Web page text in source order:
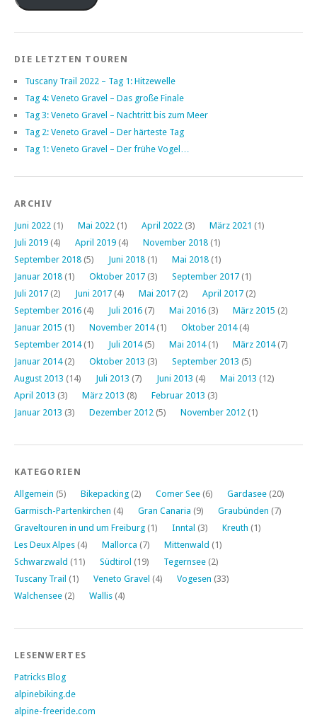
DIE LETZTEN TOUREN
Tuscany Trail 2022 – Tag 1: Hitzewelle
Tag 4: Veneto Gravel – Das große Finale
Tag 3: Veneto Gravel – Nachtritt bis zum Meer
Tag 2: Veneto Gravel – Der härteste Tag
Tag 1: Veneto Gravel – Der frühe Vogel…
ARCHIV
Juni 2022 (1) Mai 2022 (1) April 2022 (3) März 2021 (1)
Juli 2019 (4) April 2019 (4) November 2018 (1)
September 2018 (5) Juni 2018 (1) Mai 2018 (1)
Januar 2018 (1) Oktober 2017 (3) September 2017 (1)
Juli 2017 (2) Juni 2017 (4) Mai 2017 (2) April 2017 (2)
September 2016 (4) Juli 2016 (7) Mai 2016 (3) März 2015 (2)
Januar 2015 (1) November 2014(1) Oktober 2014(4)
September 2014(1) Juli 2014(5) Mai 2014(1) März 2014(7)
Januar 2014(2) Oktober 2013 (3) September 2013 (5)
August 2013 (14) Juli 2013 (7) Juni 2013 (4) Mai 2013 (12)
April 2013 (3) März 2013 (8) Februar 2013 (3)
Januar 2013 (3) Dezember 2012 (5) November 2012 (1)
KATEGORIEN
Allgemein (5) Bikepacking (2) Comer See (6) Gardasee (20)
Garmisch-Partenkirchen (4) Gran Canaria (9) Graubünden (7)
Graveltouren in und um Freiburg (1) Inntal (3) Kreuth (1)
Les Deux Alpes (4) Mallorca (7) Mittenwald (1)
Schwarzwald (11) Südtirol (19) Tegernsee (2)
Tuscany Trail (1) Veneto Gravel (4) Vogesen (33)
Walchensee (2) Wallis (4)
LESENWERTES
Patricks Blog
alpinebiking.de
alpine-freeride.com